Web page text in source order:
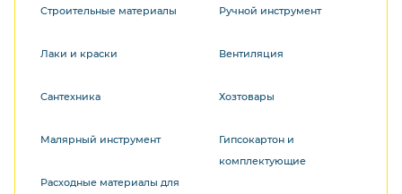
Строительные материалы
Лаки и краски
Сантехника
Малярный инструмент
Расходные материалы для
Ручной инструмент
Вентиляция
Хозтовары
Гипсокартон и
комплектующие